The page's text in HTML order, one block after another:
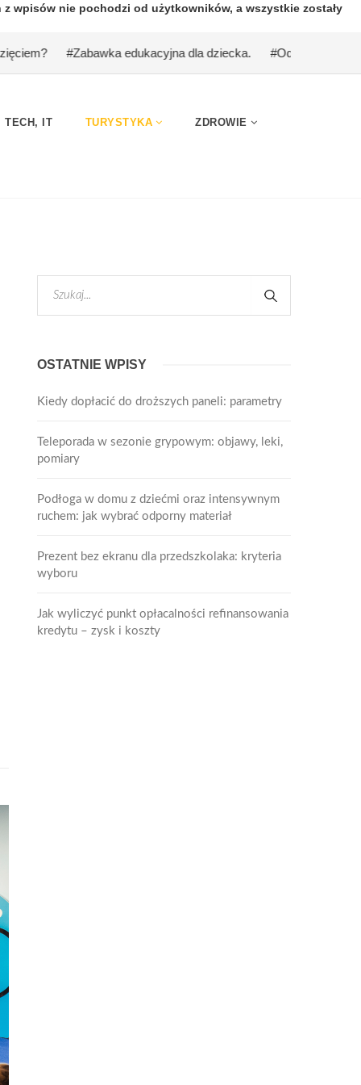
wpisów nie pochodzi od użytkowników, a wszystkie zostały
dla dziecka. #Odwiedzanie i utrzymanie grobu –
TECH, IT TURYSTYKA ZDROWIE
OSTATNIE WPISY
Kiedy dopłacić do droższych paneli: parametry
Teleporada w sezonie grypowym: objawy, leki,
pomiary
Podłoga w domu z dziećmi oraz intensywnym
ruchem: jak wybrać odporny materiał
Prezent bez ekranu dla przedszkolaka: kryteria
wyboru
Jak wyliczyć punkt opłacalności refinansowania
kredytu – zysk i koszty